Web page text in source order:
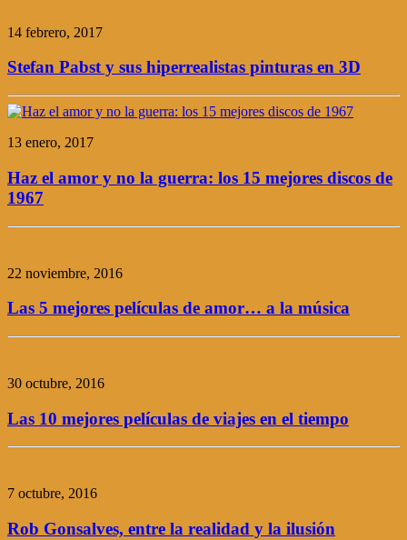
14 febrero, 2017
Stefan Pabst y sus hiperrealistas pinturas en 3D
13 enero, 2017
Haz el amor y no la guerra: los 15 mejores discos de
1967
22 noviembre, 2016
Las 5 mejores películas de amor… a la música
30 octubre, 2016
Las 10 mejores películas de viajes en el tiempo
7 octubre, 2016
Rob Gonsalves, entre la realidad y la ilusión